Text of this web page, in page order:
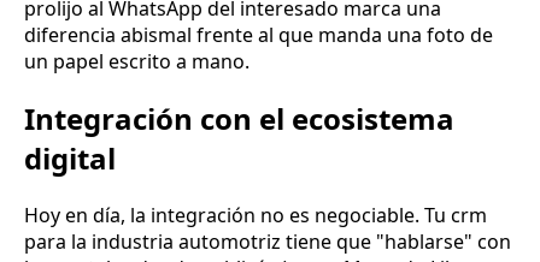
prolijo al WhatsApp del interesado marca una
diferencia abismal frente al que manda una foto de
un papel escrito a mano.
Integración con el ecosistema
digital
Hoy en día, la integración no es negociable. Tu crm
para la industria automotriz tiene que "hablarse" con